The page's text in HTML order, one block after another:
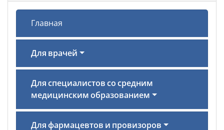
Главная
Для врачей
Для специалистов со средним
медицинским образованием
Для фармацевтов и провизоров